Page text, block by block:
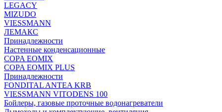
LEGACY
MIZUDO
VIESSMANN
ЛЕМАКС
Принадлежности
Настенные конденсационные
COPA EOMIX
COPA EOMIX PLUS
Принадлежности
FONDITAL ANTEA KRB
VIESSMANN VITODENS 100
Бойлеры, газовые проточные водонагреватели